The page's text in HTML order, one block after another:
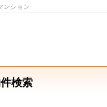
ンション
検索